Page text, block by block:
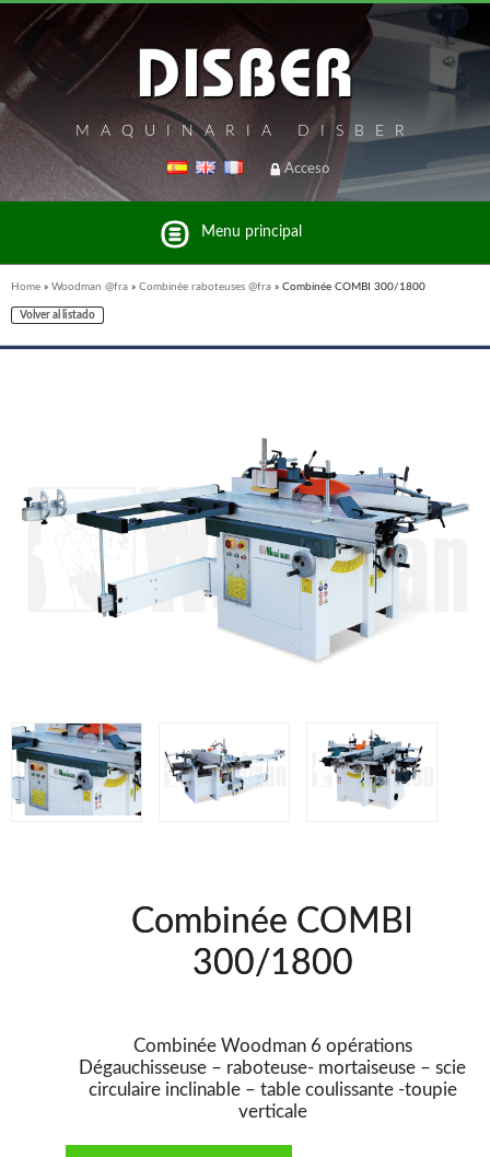
MAQUINARIA DISBER
Acceso
Menu principal
WOODMAN @FRA
WOODMAN PROFESIONAL @FRA
Offres et Opportunités
Home » Woodman @fra » Combinée raboteuses @fra » Combinée COMBI 300/1800
Volver al listado
Combinée COMBI
300/1800
Combinée Woodman 6 opérations
Dégauchisseuse – raboteuse- mortaiseuse – scie
circulaire inclinable – table coulissante -toupie
verticale